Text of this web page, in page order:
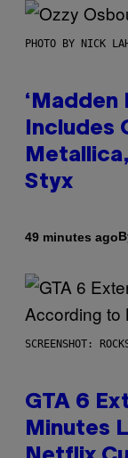
PHOTO BY NICK
‘Madden
Includes
Styx
49 minutes ago
SCREENSHOT:
GTA 6
Minutes